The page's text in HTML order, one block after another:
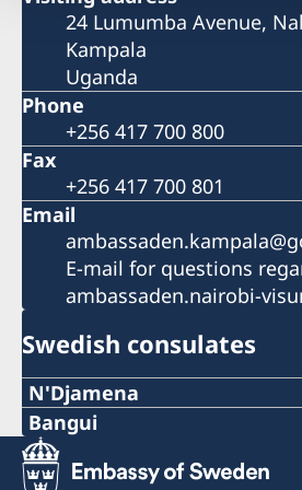
24 Lumumba Avenue,
Kampala
Uganda
Phone
+256 417 700 800
Fax
+256 417 700 801
Email
E-mail for questions
ambassaden.nairobi-
Swedish consulates
N'Djamena
Telephone 1:
+235 63 74 88 49
Bangui
Telephone: